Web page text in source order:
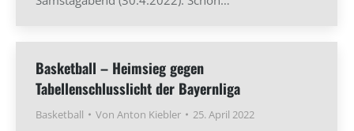
Basketball – Heimsieg gegen
Tabellenschlusslicht der Bayernliga
Basketball Von Anton Kiebler 25. April 2022